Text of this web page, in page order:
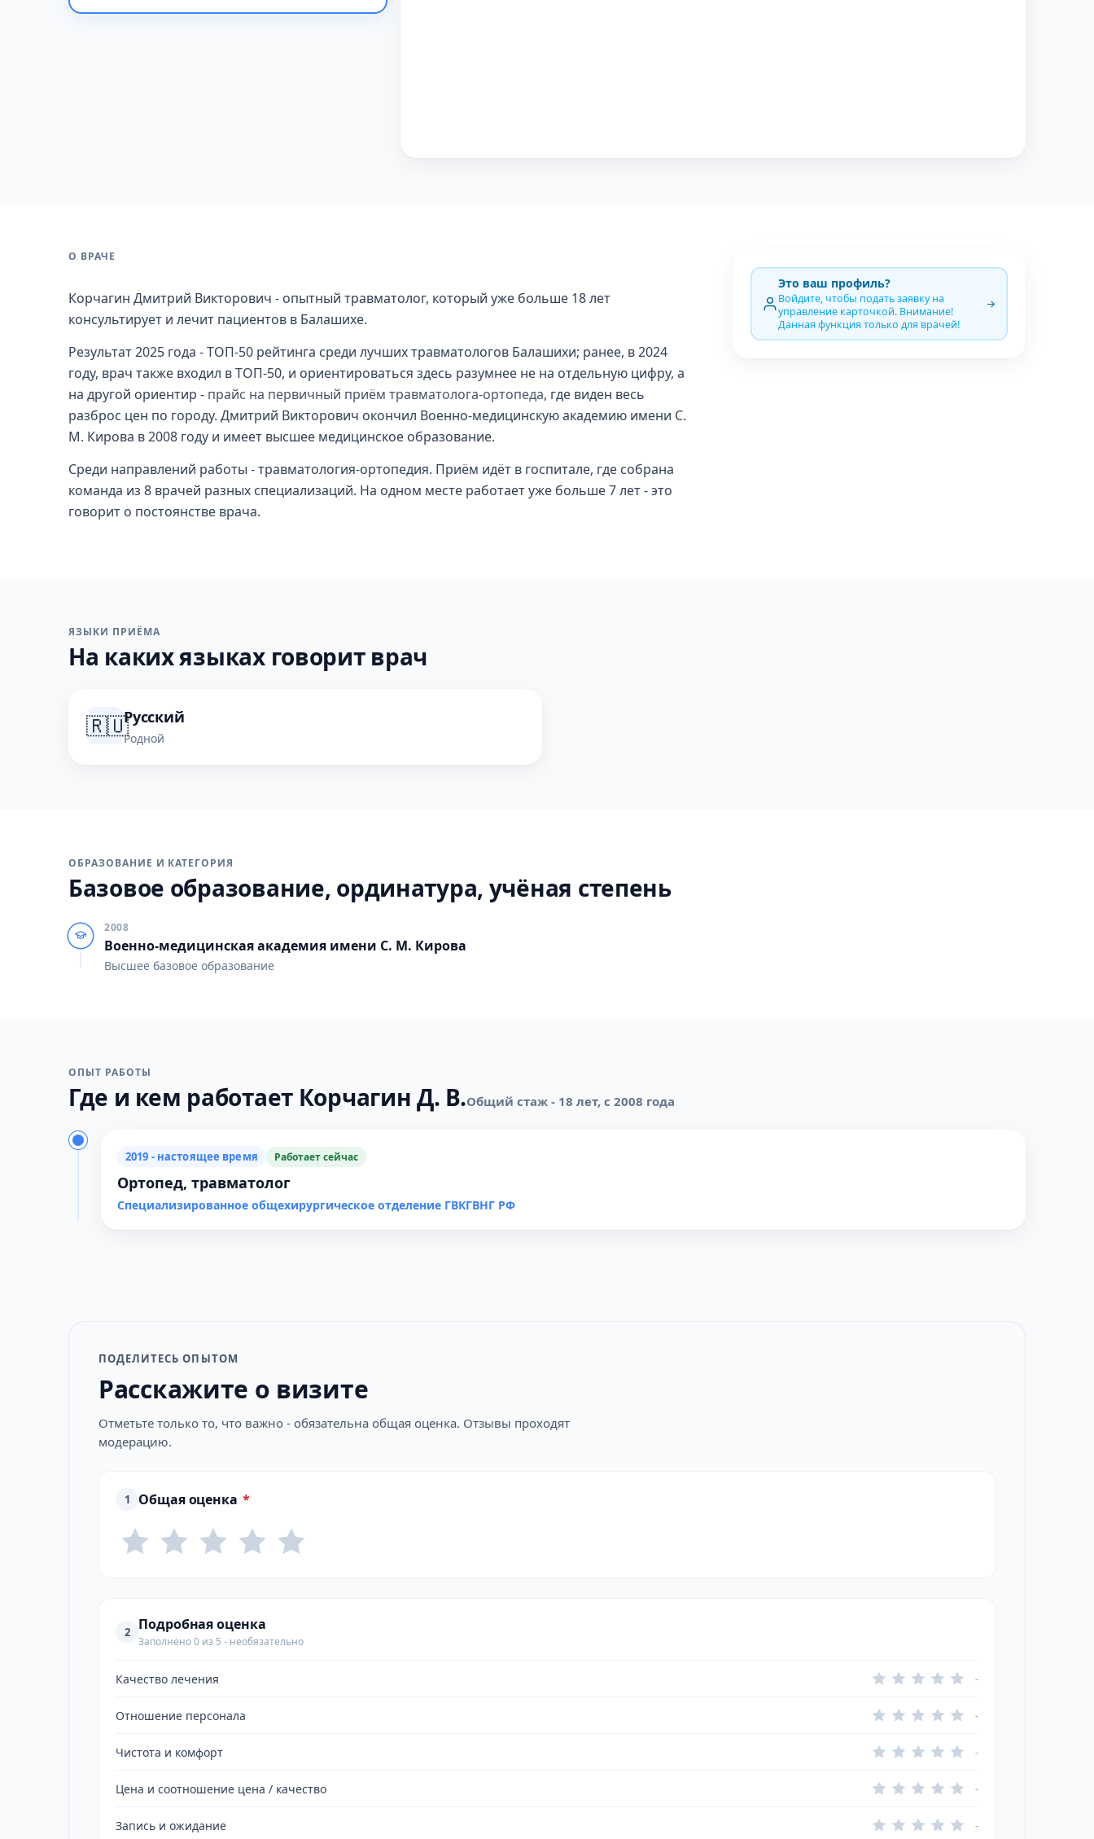
О ВРАЧЕ
Корчагин Дмитрий Викторович - опытный травматолог, который уже больше 18 лет
консультирует и лечит пациентов в Балашихе.
Результат 2025 года - ТОП-50 рейтинга среди лучших травматологов Балашихи; ранее, в 2024
году, врач также входил в ТОП-50, и ориентироваться здесь разумнее не на отдельную цифру, а
на другой ориентир - прайс на первичный приём травматолога-ортопеда, где виден весь
разброс цен по городу. Дмитрий Викторович окончил Военно-медицинскую академию имени С.
М. Кирова в 2008 году и имеет высшее медицинское образование.
Среди направлений работы - травматология-ортопедия. Приём идёт в госпитале, где собрана
команда из 8 врачей разных специализаций. На одном месте работает уже больше 7 лет - это
говорит о постоянстве врача.
Это ваш профиль?
Войдите, чтобы подать заявку на
управление карточкой. Внимание!
Данная функция только для врачей!
ЯЗЫКИ ПРИЁМА
На каких языках говорит врач
🇷🇺Русский
Родной
ОБРАЗОВАНИЕ И КАТЕГОРИЯ
Базовое образование, ординатура, учёная степень
2008
Военно-медицинская академия имени С. М. Кирова
Высшее базовое образование
ОПЫТ РАБОТЫ
Где и кем работает Корчагин Д. В.Общий стаж - 18 лет, с 2008 года
2019 - настоящее время Работает сейчас
Ортопед, травматолог
Специализированное общехирургическое отделение ГВКГВНГ РФ
ПОДЕЛИТЕСЬ ОПЫТОМ
Расскажите о визите
Отметьте только то, что важно - обязательна общая оценка. Отзывы проходят
модерацию.
1 Общая оценка *
2 Подробная оценка
Заполнено 0 из 5 - необязательно
Качество лечения -
Отношение персонала -
Чистота и комфорт -
Цена и соотношение цена / качество -
Запись и ожидание -